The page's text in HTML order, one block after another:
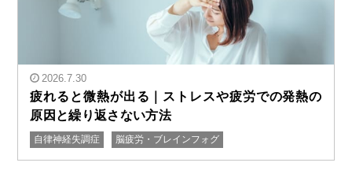
" alt="疲れると微熱が出る｜ストレスや疲労での発熱の
2026.7.30
疲れると微熱が出る｜ストレスや疲労での発熱の
原因と繰り返さない方法
自律神経失調症 脳疲労・ブレインフォグ